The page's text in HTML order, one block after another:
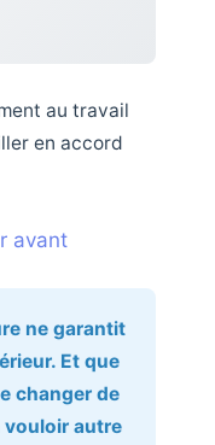
au travail
en accord
avant
ne garantit
Et que
changer de
vouloir autre